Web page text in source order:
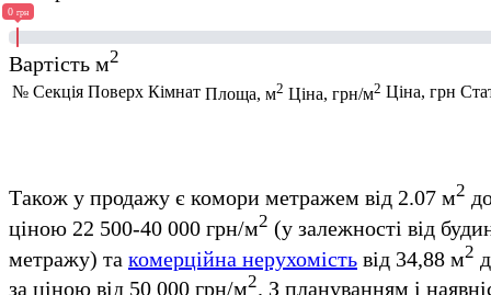
0 грн
Вартість м2
№ Секція Поверх Кімнат Площа, м2 Ціна, грн/м2 Ціна, грн
Також у продажу є комори метражем від 2.07 м2
ціною 22 500-40 000 грн/м2 (у залежності від
метражу) та комерційна нерухомість від 34,88 м2
за ціною від 50 000 грн/м2. З плануванням і